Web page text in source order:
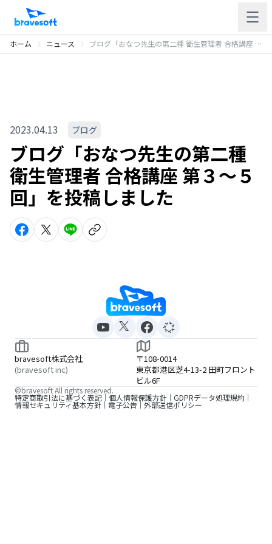
ホーム ニュース ブログ「おなつ先生の第二種 衛生管理者 合格講座 第３〜５回」を投稿しました
2023.04.13 ブログ
ブログ「おなつ先生の第二種
衛生管理者 合格講座 第３〜５
回」を投稿しました
bravesoft株式会社
(bravesoft inc)
〒108-0014
東京都港区芝4-13-2 田町フロント
ビル6F
特定商取引法に基づく表記 個人情報保護方針 GDPRデータ処理規約
情報セキュリティ基本方針 電子公告 外部送信ポリシー
©bravesoft All rights reserved.